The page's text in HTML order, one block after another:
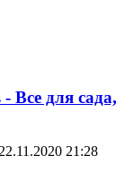
Все для сада,
21:28